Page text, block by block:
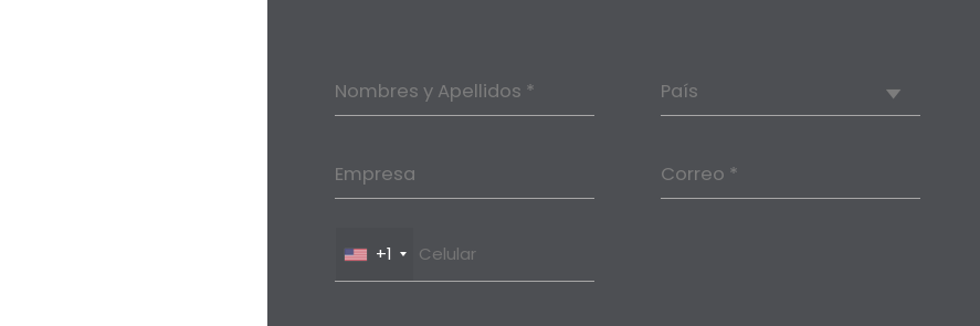
Nombres y Apellidos * País
Empresa Correo *
+1